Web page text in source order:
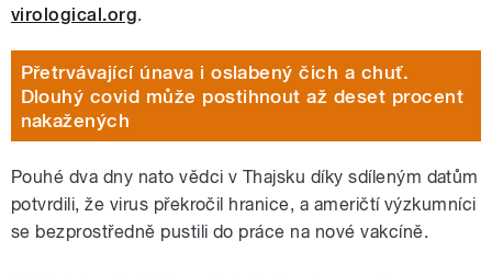
virological.org.
Přetrvávající únava i oslabený čich a chuť.
Dlouhý covid může postihnout až deset procent
nakažených
Pouhé dva dny nato vědci v Thajsku díky sdíleným datům
potvrdili, že virus překročil hranice, a američtí výzkumníci
se bezprostředně pustili do práce na nové vakcíně.